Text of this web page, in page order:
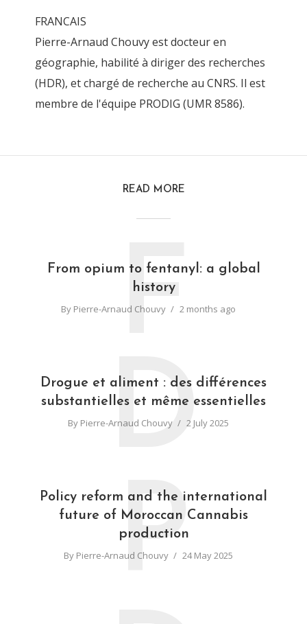
FRANCAIS
Pierre-Arnaud Chouvy est docteur en
géographie, habilité à diriger des recherches
(HDR), et chargé de recherche au CNRS. Il est
membre de l'équipe PRODIG (UMR 8586).
READ MORE
From opium to fentanyl: a global
history
By Pierre-Arnaud Chouvy 2 months ago
F
Drogue et aliment : des différences
substantielles et même essentielles
By Pierre-Arnaud Chouvy 2 July 2025
D
Policy reform and the international
future of Moroccan Cannabis
production
By Pierre-Arnaud Chouvy 24 May 2025
P